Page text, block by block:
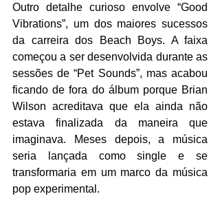
Outro detalhe curioso envolve “Good
Vibrations”, um dos maiores sucessos
da carreira dos Beach Boys. A faixa
começou a ser desenvolvida durante as
sessões de “Pet Sounds”, mas acabou
ficando de fora do álbum porque Brian
Wilson acreditava que ela ainda não
estava finalizada da maneira que
imaginava. Meses depois, a música
seria lançada como single e se
transformaria em um marco da música
pop experimental.